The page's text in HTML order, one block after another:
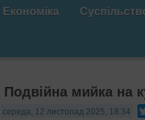
Економіка
Подвійна мийка на
середа, 12 листопад 2025, 18:34